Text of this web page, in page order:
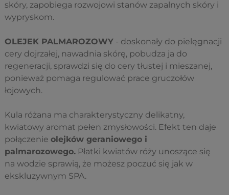
skóry, zapobiega rozwojowi stanów zapalnych skóry i
wypryskom.
OLEJEK PALMAROZOWY - doskonały do pielęgnacji
cery dojrzałej, nawadnia skórę, pobudza ja do
regeneracji, sprawdzi się do cery tłustej i mieszanej,
ponieważ pomaga regulować prace gruczołów
łojowych.
Kula różana ma charakterystyczny delikatny,
kwiatowy aromat pełen zmysłowości. Efekt ten daje
połączenie olejków geraniowego i
palmarozowego. Płatki kwiatów róży unoszące się
na wodzie sprawią, że możesz poczuć się jak w
ekskluzywnym SPA.